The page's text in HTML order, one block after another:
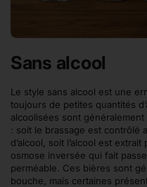
Sans alcool
Le style sans alcool est une
toujours de petites quantités
alcoolisées sont
: soit le brassage est contrôlé
d’alcool, soit l’alcool est
osmose inversée qui fait
perméable. Ces bières sont
bouche, mais certaines